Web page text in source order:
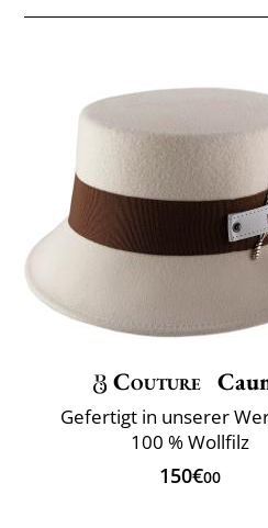
Couture
Gefertigt in unserer
100 % Wollfilz
150€00